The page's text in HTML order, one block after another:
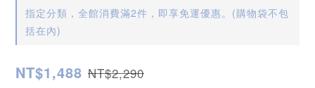
指定分類，全館消費滿2件，即享免運優惠。(購物袋不包
括在內)
NT$1,488 NT$2,290